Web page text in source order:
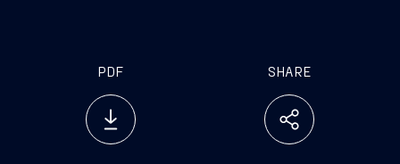
PDF SHARE